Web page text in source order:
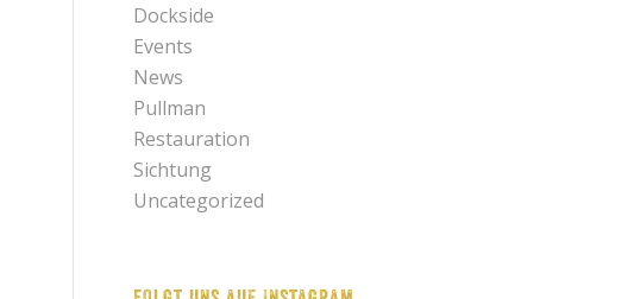
Dockside
Events
News
Pullman
Restauration
Sichtung
Uncategorized